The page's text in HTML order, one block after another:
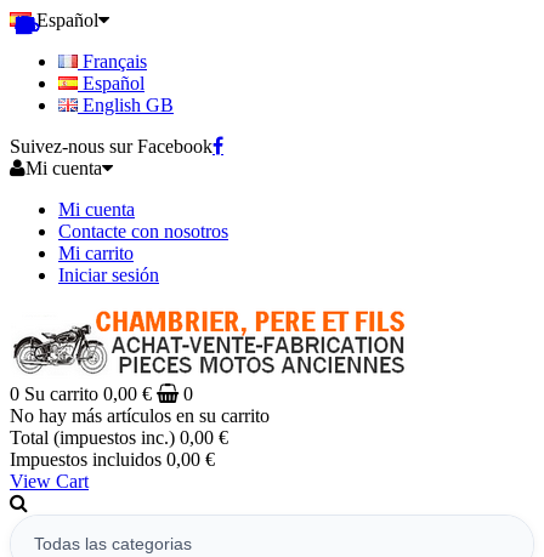
Español
Français
Español
English GB
Suivez-nous sur Facebook
Mi cuenta
Mi cuenta
Contacte con nosotros
Mi carrito
Iniciar sesión
0 Su carrito 0,00 €
0
No hay más artículos en su carrito
Total (impuestos inc.) 0,00 €
Impuestos incluidos 0,00 €
View Cart